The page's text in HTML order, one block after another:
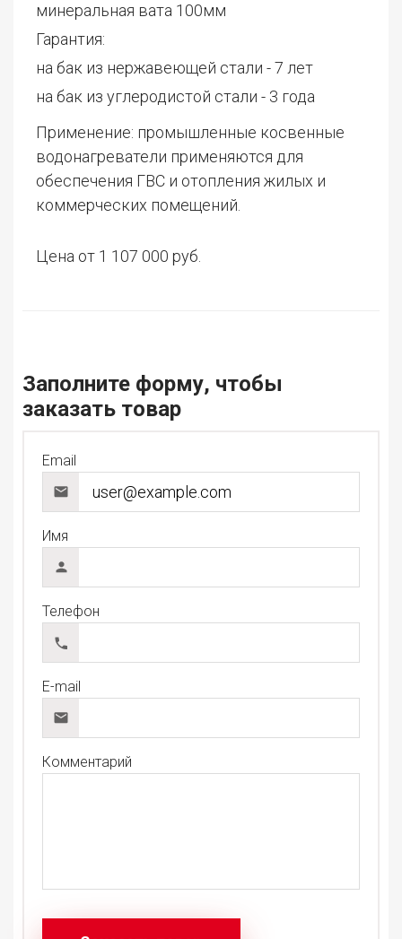
минеральная вата 100мм
Гарантия:
на бак из нержавеющей стали - 7 лет
на бак из углеродистой стали - 3 года
Применение: промышленные косвенные
водонагреватели применяются для
обеспечения ГВС и отопления жилых и
коммерческих помещений.
Цена от 1 107 000 руб.
Заполните форму, чтобы
заказать товар
Email
Имя
Телефон
E-mail
Комментарий